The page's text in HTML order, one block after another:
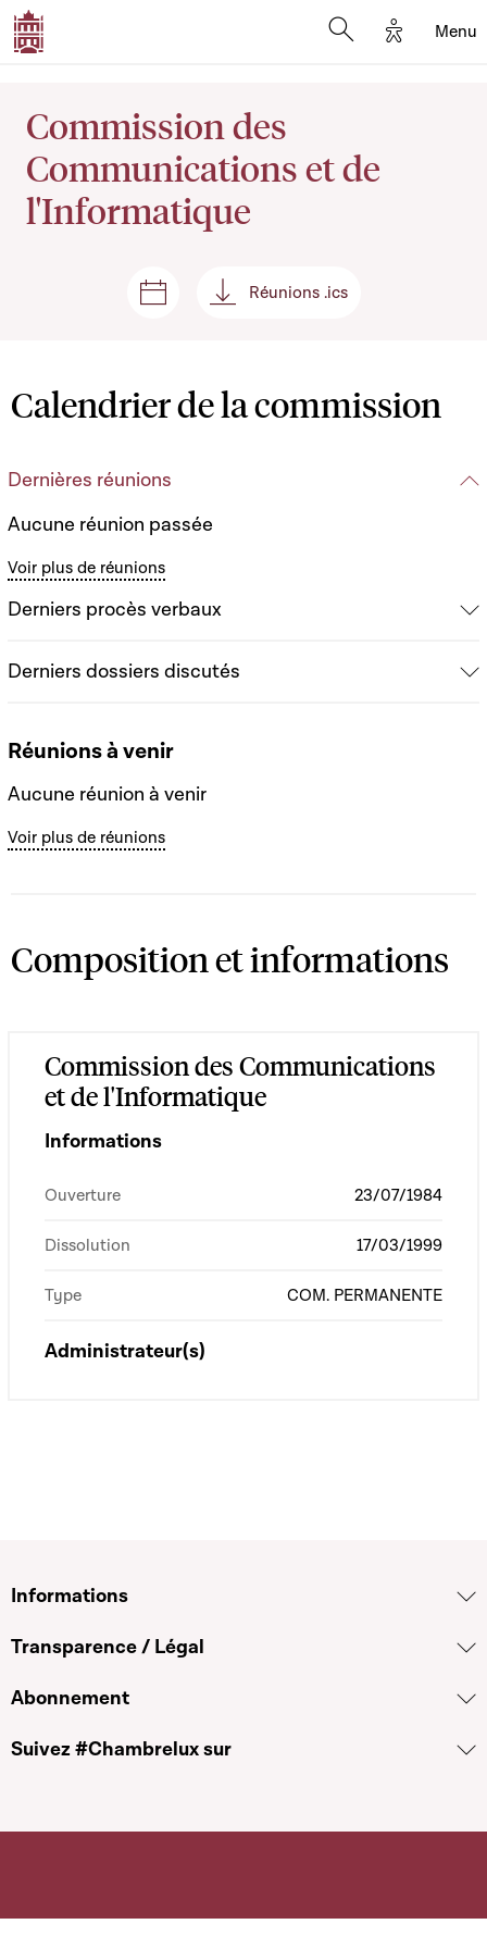
Options
Menu
Commission des
Communications et de
l'Informatique
Séances et réunions
Réunions .ics
Réunions .ics
Calendrier de la commission
Dernières réunions
Aucune réunion passée
Voir plus de réunions
Derniers procès verbaux
Derniers dossiers discutés
Réunions à venir
Aucune réunion à venir
Voir plus de réunions
Composition et informations
Commission des Communications
et de l'Informatique
Informations
Ouverture 23/07/1984
Dissolution 17/03/1999
Type COM. PERMANENTE
Administrateur(s)
Informations
Transparence / Légal
Abonnement
Suivez #Chambrelux sur